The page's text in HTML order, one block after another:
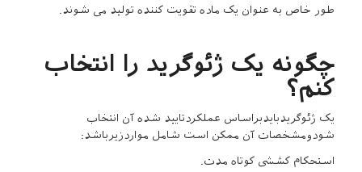
طور خاص به عنوان یک ماده تقویت کننده تولید می شوند.
چگونه یک ژئوگرید را انتخاب
کنم؟
یک ژئوگریدبایدبراساس عملکردتایید شده آن انتخاب
شودومشخصات آن ممکن است شامل مواردزیرباشد:
استحکام کششی کوتاه مدت.